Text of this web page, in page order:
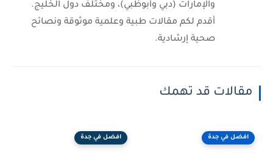
والإمارات (دبي وأبوظبي)، ومختلف دول الخليج.
أقدم لكم مقالات طبية وعلمية موثوقة ونصائح
صحية إرشادية.
مقالات قد تهمك
افضل في جدة افضل في جدة